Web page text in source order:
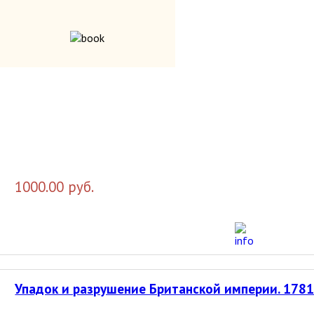
1000.00 руб.
Упадок и разрушение Британской империи.